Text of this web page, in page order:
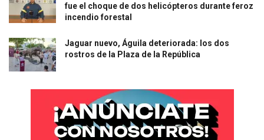
fue el choque de dos helicópteros durante feroz
incendio forestal
Jaguar nuevo, Águila deteriorada: los dos
rostros de la Plaza de la República